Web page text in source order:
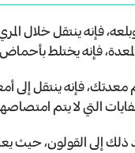
فإنه ينتقل خلال
فإنه يختلط
معدتك، فإنه ينتقل
التي لا يتم
ذلك إلى القولون، حيث